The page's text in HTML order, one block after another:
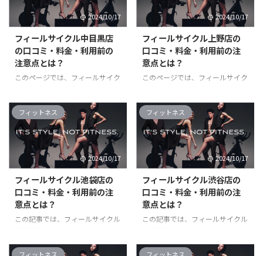
しく説明しています。 フィール
サイクルでは、現在会費0円トラ
イアルを実施中です。 45日間無
料で利用できるので、お早めにご
利用ください！ 無料トライアル
実施中！ FEEL CYCLE公式サイト
フィールサイクル銀座京橋店の悪
ールサイクル銀座京橋店の利用者
から寄せられた口コミを詳細に分
析し、良かった点と ...
明しています。 フィールサイク
ルでは、現在会費0円トライアル
を実施中です。 45日間無料で利
用できるので、お早めにご利用く
ださい！ 無料トライアル実施
中！ FEEL CYCLE公式サイト フィ
ールサイクル汐留店の悪い口コ
イクル汐留店の利用者から寄せら
れた口コミを詳細に分析し、良か
った点と悪かった点に ...
2024/10/17
フィールサイクル中目黒店
の口コミ・料金・利用前の
注意点とは？
このページでは、フィールサイク
知っておきたいポイント、口コ
ミ・評判・レビューと注意点、料
金体系、行き方、予約手順につい
て詳しく紹介しています。 フィ
ールサイクルでは、現在会費0円
トライアルを実施中です。 45日
間無料で利用できるので、お早め
にご利用ください！ 無料トライ
アル実施中！ FEEL CYCLE公式サ
イト フィールサイクル中目黒店
の悪い口コミ・レビュー・評判
分析し、良かった点と悪かった点
2024/10/17
フィールサイクル上野店の
口コミ・料金・利用前の注
意点とは？
このページでは、フィールサイク
っておきたいポイント、口コミ・
評判・レビューと注意点、料金体
系、行き方、予約手順について詳
しく紹介しています。 フィール
サイクルでは、現在会費0円トラ
イアルを実施中です。 45日間無
料で利用できるので、お早めにご
利用ください！ 無料トライアル
実施中！ FEEL CYCLE公式サイト
フィールサイクル上野店の悪い口
コミ・レビュー・評判 フィール
かった点と悪かった点についてご
フィットネス
2024/10/17
フィールサイクル池袋店の
口コミ・料金・利用前の注
意点とは？
この記事では、フィールサイクル
に知っておくべき情報、利用者の
口コミ、メリットとデメリット、
フィットネス
2024/10/17
フィールサイクル渋谷店の
口コミ・料金・利用前の注
意点とは？
この記事では、フィールサイクル
に知っておくべき情報、利用者の
口コミ、メリットとデメリット、
フィットネス フィットネス